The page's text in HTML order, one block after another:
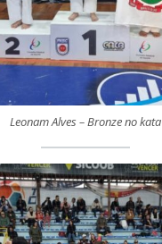
Leonam Alves – Bronze no kata